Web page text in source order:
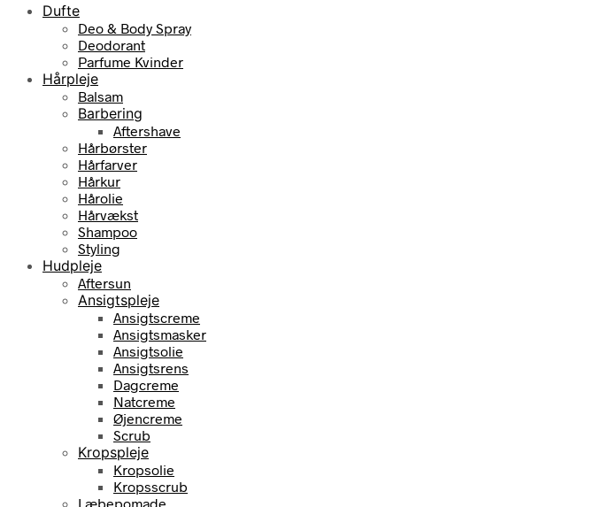
Dufte
Deo & Body Spray
Deodorant
Parfume Kvinder
Hårpleje
Balsam
Barbering
Aftershave
Hårbørster
Hårfarver
Hårkur
Hårolie
Hårvækst
Shampoo
Styling
Hudpleje
Aftersun
Ansigtspleje
Ansigtscreme
Ansigtsmasker
Ansigtsolie
Ansigtsrens
Dagcreme
Natcreme
Øjencreme
Scrub
Kropspleje
Kropsolie
Kropsscrub
Læbepomade